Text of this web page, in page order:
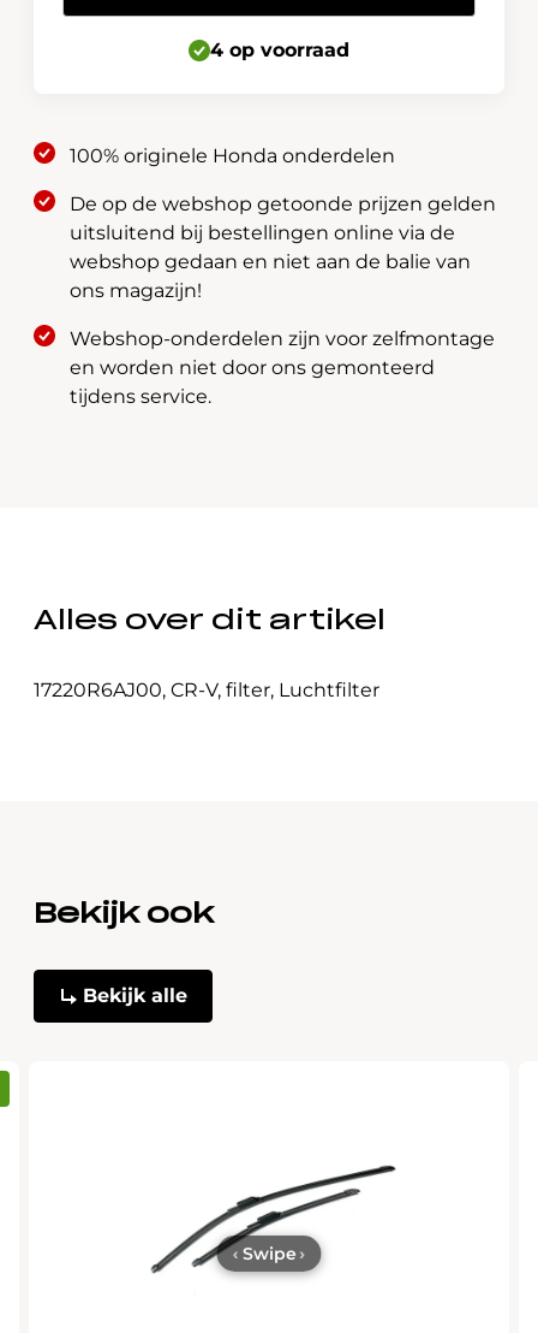
17220-
4 op voorraad
100% originele Honda onderdelen
De op de webshop getoonde prijzen gelden
uitsluitend bij bestellingen online via de
webshop gedaan en niet aan de balie van
ons magazijn!
Webshop-onderdelen zijn voor zelfmontage
en worden niet door ons gemonteerd
tijdens service.
Alles over dit artikel
17220R6AJ00, CR-V, filter, Luchtfilter
Bekijk ook
Bekijk alle
‹ Swipe ›